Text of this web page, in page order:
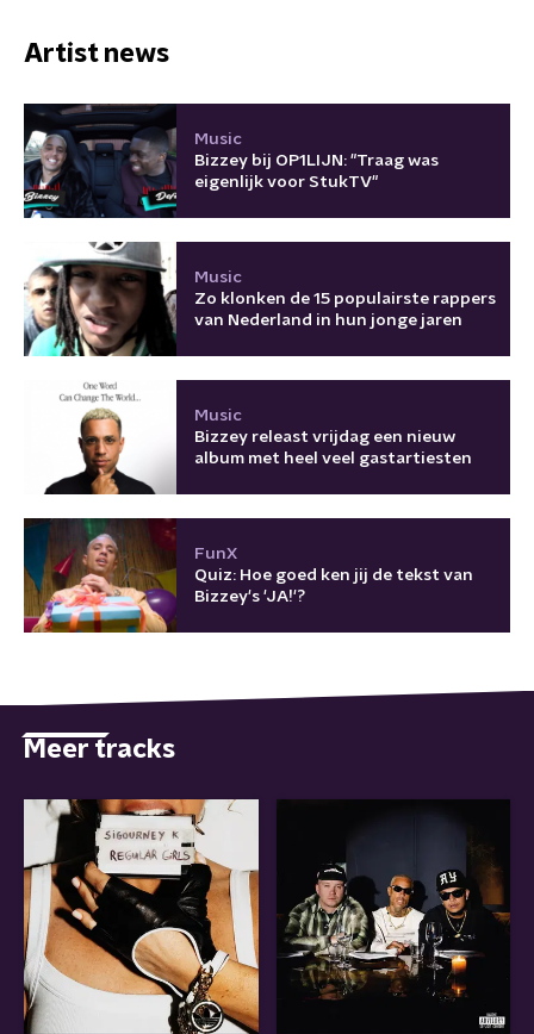
Artist news
Music
Bizzey bij OP1LIJN: "Traag was
eigenlijk voor StukTV"
Music
Zo klonken de 15 populairste rappers
van Nederland in hun jonge jaren
Music
Bizzey releast vrijdag een nieuw
album met heel veel gastartiesten
FunX
Quiz: Hoe goed ken jij de tekst van
Bizzey's 'JA!'?
Meer tracks